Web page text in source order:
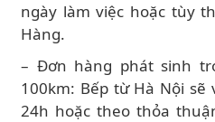
ngày làm việc hoặc tùy
Hàng.
– Đơn hàng phát sinh
100km: Bếp từ Hà Nội
24h hoặc theo thỏa